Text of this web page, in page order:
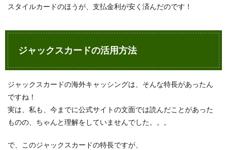
スタイルカードのほうが、支払金利が安く済んだのです！
ジャックスカードの活用方法
ジャックスカードの海外キャッシングは、そんな特長があったん
ですね！
実は、私も、今までに公式サイトの文面では読んだことがあった
ものの、ちゃんと理解をしていませんでした。。。
で、このジャックスカードの特長ですが、